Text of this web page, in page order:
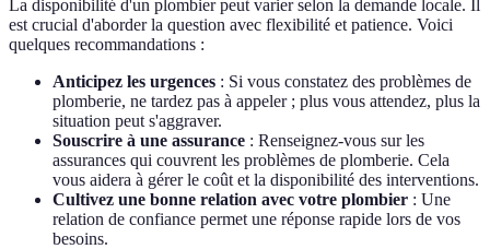
La disponibilité d'un plombier peut varier selon la demande locale. Il
est crucial d'aborder la question avec flexibilité et patience. Voici
quelques recommandations :
Anticipez les urgences : Si vous constatez des problèmes de
plomberie, ne tardez pas à appeler ; plus vous attendez, plus la
situation peut s'aggraver.
Souscrire à une assurance : Renseignez-vous sur les
assurances qui couvrent les problèmes de plomberie. Cela
vous aidera à gérer le coût et la disponibilité des interventions.
Cultivez une bonne relation avec votre plombier : Une
relation de confiance permet une réponse rapide lors de vos
besoins.